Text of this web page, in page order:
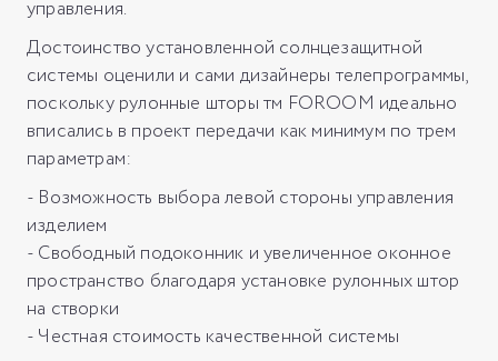
управления.
Достоинство установленной солнцезащитной
системы оценили и сами дизайнеры телепрограммы,
поскольку рулонные шторы тм FOROOM идеально
вписались в проект передачи как минимум по трем
параметрам:
- Возможность выбора левой стороны управления
изделием
- Свободный подоконник и увеличенное оконное
пространство благодаря установке рулонных штор
на створки
- Честная стоимость качественной системы